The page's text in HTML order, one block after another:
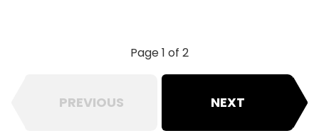
Page 1 of 2
PREVIOUS NEXT